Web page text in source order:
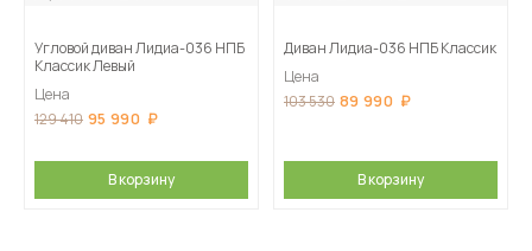
Угловой диван Лидиа-036 НПБ
Классик Левый
Цена
129 410 95 990
В корзину
Диван Лидиа-036 НПБ Классик
Цена
103 530 89 990
В корзину